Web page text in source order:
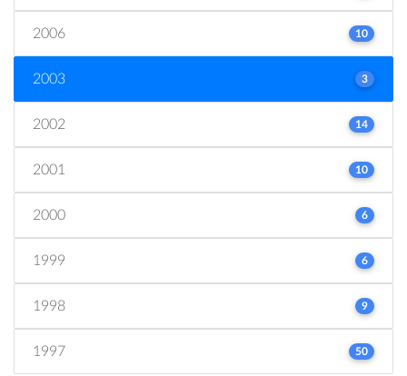
2006 10
2003 3
2002 14
2001 10
2000 6
1999 6
1998 9
1997 50